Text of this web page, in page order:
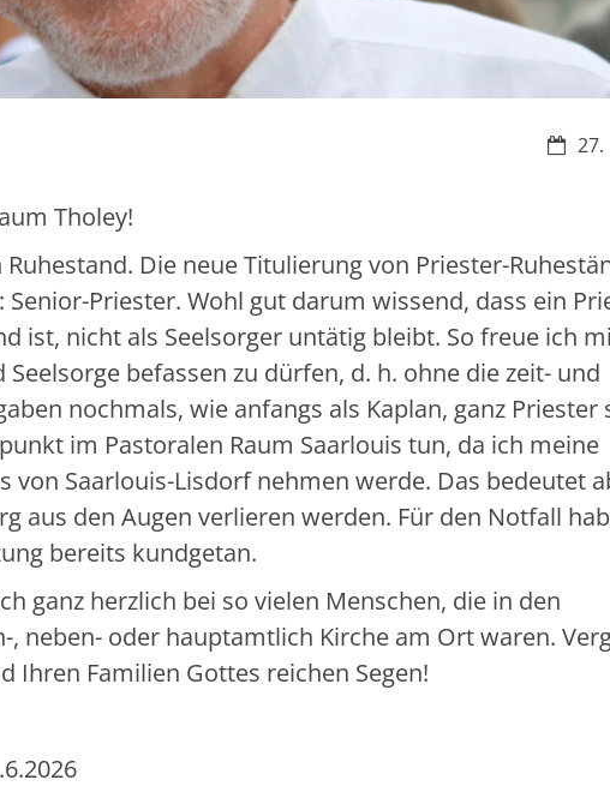
27.
Tholey!
Die neue Titulierung von Priester-
Priester. Wohl gut darum wissend, dass ein
ist, nicht als Seelsorger untätig bleibt. So freue ich
befassen zu dürfen, d. h. ohne die zeit- und
nochmals, wie anfangs als Kaplan, ganz Priester
im Pastoralen Raum Saarlouis tun, da ich meine
von Saarlouis-Lisdorf nehmen werde. Das bedeutet
aus den Augen verlieren werden. Für den Notfall
bereits kundgetan.
ganz herzlich bei so vielen Menschen, die in den
, neben- oder hauptamtlich Kirche am Ort waren.
Ihren Familien Gottes reichen Segen!